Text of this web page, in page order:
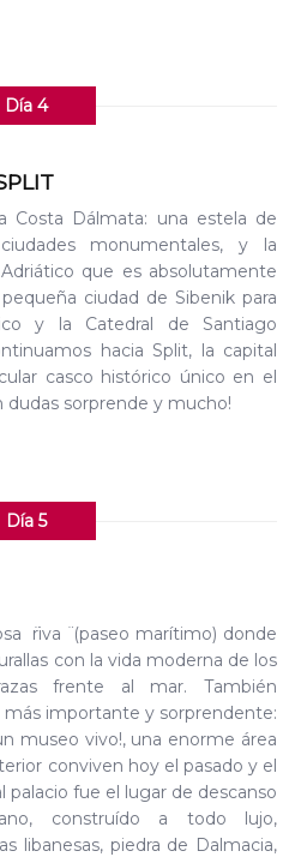
Día 4
Costa Dálmata: una estela de
monumentales, y la
que es absolutamente
ciudad de Sibenik para
y la Catedral de Santiago
hacia Split, la capital
casco histórico único en el
dudas sorprende y mucho!
Día 5
̈riva ̈ (paseo marítimo) donde
con la vida moderna de los
frente al mar. También
importante y sorprendente:
museo vivo!, una enorme área
conviven hoy el pasado y el
fue el lugar de descanso
construído a todo lujo,
libanesas, piedra de Dalmacia,